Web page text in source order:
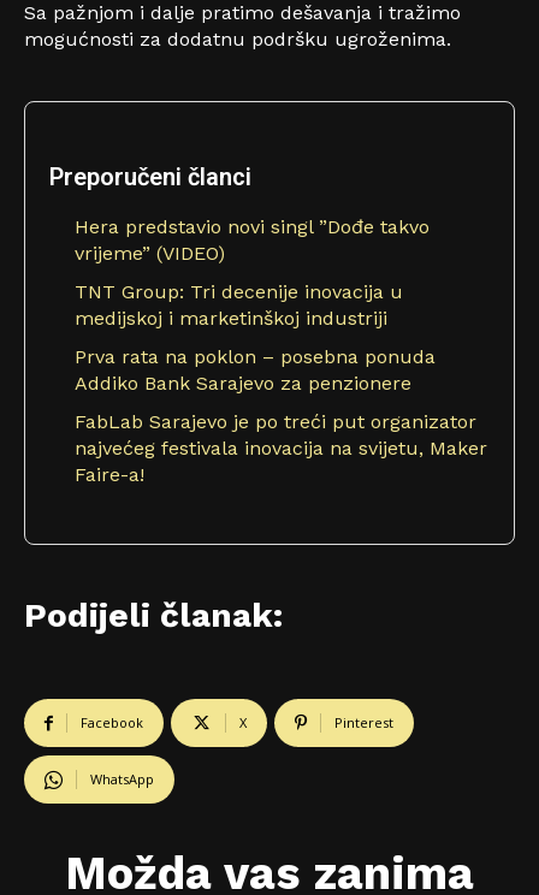
Sa pažnjom i dalje pratimo dešavanja i tražimo
mogućnosti za dodatnu podršku ugroženima.
Preporučeni članci
Hera predstavio novi singl ”Dođe takvo
vrijeme” (VIDEO)
TNT Group: Tri decenije inovacija u
medijskoj i marketinškoj industriji
Prva rata na poklon – posebna ponuda
Addiko Bank Sarajevo za penzionere
FabLab Sarajevo je po treći put organizator
najvećeg festivala inovacija na svijetu, Maker
Faire-a!
Podijeli članak:
Facebook X Pinterest
WhatsApp
Možda vas zanima